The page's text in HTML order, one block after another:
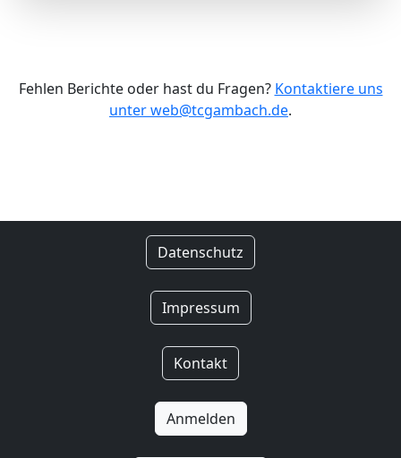
Fehlen Berichte oder hast du Fragen? Kontaktiere uns
unter web@tcgambach.de.
Datenschutz
Impressum
Kontakt
Anmelden